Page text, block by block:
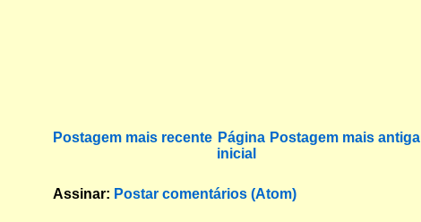
Postagem mais recente Postagem mais antiga
Página
inicial
Assinar: Postar comentários (Atom)